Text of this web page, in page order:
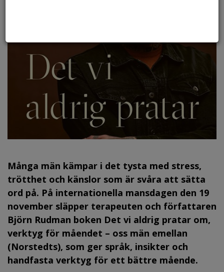
Många män kämpar i det tysta med stress,
trötthet och känslor som är svåra att sätta
ord på. På internationella mansdagen den 19
november släpper terapeuten och författaren
Björn Rudman boken Det vi aldrig pratar om,
verktyg för måendet – oss män emellan
(Norstedts), som ger språk, insikter och
handfasta verktyg för ett bättre mående.